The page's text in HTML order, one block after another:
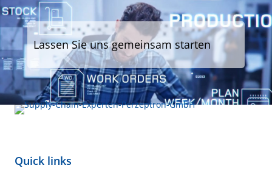
Lassen Sie uns gemeinsam starten
Quick links